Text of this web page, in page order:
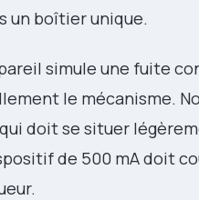
un boîtier unique.
simule une fuite
le mécanisme.
doit se situer
de 500 mA doit